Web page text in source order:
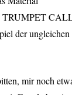
TRUMPET
der ungleichen
mir noch